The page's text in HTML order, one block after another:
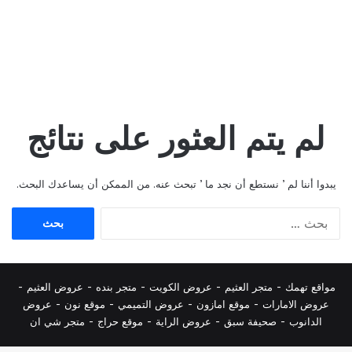
لم يتم العثور على نتائج
يبدوا أننا لم ’ نستطع أن نجد ما ’ تبحث عنه. من الممكن أن يساعدك البحث.
مواقع تهمك - متجر العثيم - عروض الكويت - متجر بنده - عروض العثيم -
عروض الامارات - موقع امازون - عروض التميمي - موقع نون - عروض
الدانوب - صحيفة سبق - عروض الراية - موقع حراج - متجر شي ان